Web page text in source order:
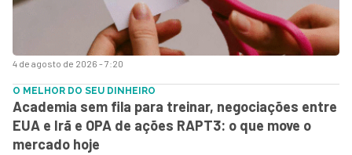
4 de agosto de 2026 - 7:20
O MELHOR DO SEU DINHEIRO
Academia sem fila para treinar, negociações entre
EUA e Irã e OPA de ações RAPT3: o que move o
mercado hoje